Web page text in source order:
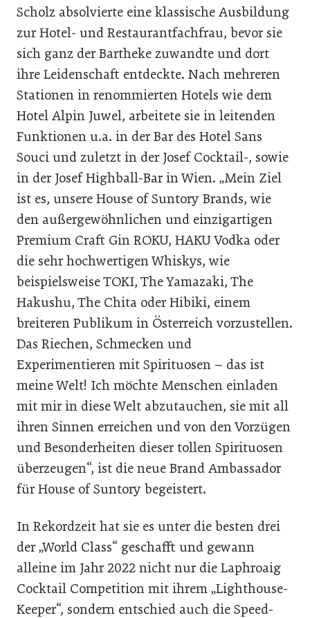
Scholz absolvierte eine klassische Ausbildung
zur Hotel- und Restaurantfachfrau, bevor sie
sich ganz der Bartheke zuwandte und dort
ihre Leidenschaft entdeckte. Nach mehreren
Stationen in renommierten Hotels wie dem
Hotel Alpin Juwel, arbeitete sie in leitenden
Funktionen u.a. in der Bar des Hotel Sans
Souci und zuletzt in der Josef Cocktail-, sowie
in der Josef Highball-Bar in Wien. „Mein Ziel
ist es, unsere House of Suntory Brands, wie
den außergewöhnlichen und einzigartigen
Premium Craft Gin ROKU, HAKU Vodka oder
die sehr hochwertigen Whiskys, wie
beispielsweise TOKI, The Yamazaki, The
Hakushu, The Chita oder Hibiki, einem
breiteren Publikum in Österreich vorzustellen.
Das Riechen, Schmecken und
Experimentieren mit Spirituosen – das ist
meine Welt! Ich möchte Menschen einladen
mit mir in diese Welt abzutauchen, sie mit all
ihren Sinnen erreichen und von den Vorzügen
und Besonderheiten dieser tollen Spirituosen
überzeugen“, ist die neue Brand Ambassador
für House of Suntory begeistert.
In Rekordzeit hat sie es unter die besten drei
der „World Class“ geschafft und gewann
alleine im Jahr 2022 nicht nur die Laphroaig
Cocktail Competition mit ihrem „Lighthouse-
Keeper“, sondern entschied auch die Speed-